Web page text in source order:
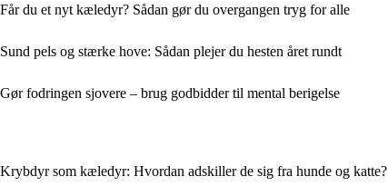
Får du et nyt kæledyr? Sådan gør du overgangen tryg for alle
Sund pels og stærke hove: Sådan plejer du hesten året rundt
Gør fodringen sjovere – brug godbidder til mental berigelse
Krybdyr som kæledyr: Hvordan adskiller de sig fra hunde og katte?